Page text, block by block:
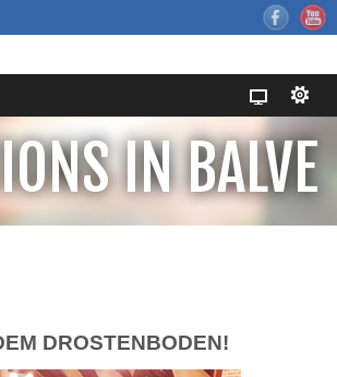
IN BALVE
DROSTENBODEN!